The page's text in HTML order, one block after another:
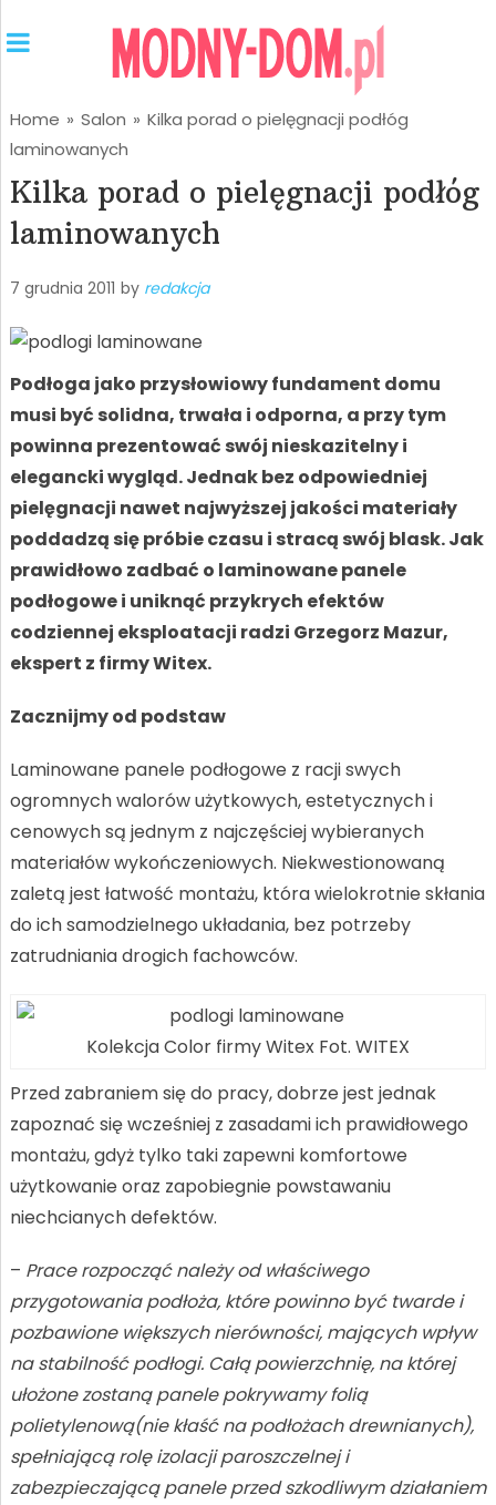
Home » Salon » Kilka porad o pielęgnacji podłóg
laminowanych
Kilka porad o pielęgnacji podłóg
laminowanych
7 grudnia 2011 by redakcja
Podłoga jako przysłowiowy fundament domu
musi być solidna, trwała i odporna, a przy tym
powinna prezentować swój nieskazitelny i
elegancki wygląd. Jednak bez odpowiedniej
pielęgnacji nawet najwyższej jakości materiały
poddadzą się próbie czasu i stracą swój blask. Jak
prawidłowo zadbać o laminowane panele
podłogowe i uniknąć przykrych efektów
codziennej eksploatacji radzi Grzegorz Mazur,
ekspert z firmy Witex.
Zacznijmy od podstaw
Laminowane panele podłogowe z racji swych
ogromnych walorów użytkowych, estetycznych i
cenowych są jednym z najczęściej wybieranych
materiałów wykończeniowych. Niekwestionowaną
zaletą jest łatwość montażu, która wielokrotnie skłania
do ich samodzielnego układania, bez potrzeby
zatrudniania drogich fachowców.
Kolekcja Color firmy Witex Fot. WITEX
Przed zabraniem się do pracy, dobrze jest jednak
zapoznać się wcześniej z zasadami ich prawidłowego
montażu, gdyż tylko taki zapewni komfortowe
użytkowanie oraz zapobiegnie powstawaniu
niechcianych defektów.
– Prace rozpocząć należy od właściwego
przygotowania podłoża, które powinno być twarde i
pozbawione większych nierówności, mających wpływ
na stabilność podłogi. Całą powierzchnię, na której
ułożone zostaną panele pokrywamy folią
polietylenową(nie kłaść na podłożach drewnianych),
spełniającą rolę izolacji paroszczelnej i
zabezpieczającą panele przed szkodliwym działaniem